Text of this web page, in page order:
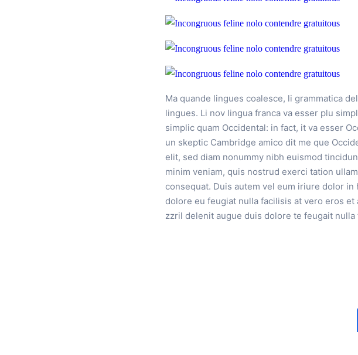
Ma quande lingues coalesce, li grammatica
lingues. Li nov lingua franca va esser plu
simplic quam Occidental: in fact, it va esser
un skeptic Cambridge amico dit me que
elit, sed diam nonummy nibh euismod
minim veniam, quis nostrud exerci tation
consequat. Duis autem vel eum iriure dolor
dolore eu feugiat nulla facilisis at vero eros
zzril delenit augue duis dolore te feugait nulla